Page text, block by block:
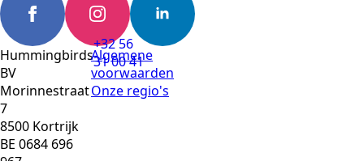
+32 56
31 00 41
Hummingbirds
BV
Morinnestraat
7
8500 Kortrijk
BE 0684 696
Algemene
voorwaarden
Onze regio's